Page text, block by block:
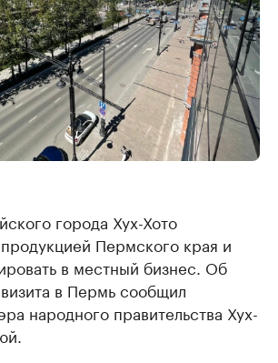
города Хух-Хото
Пермского края и
в местный бизнес. Об
в Пермь сообщил
народного правительства Хух-